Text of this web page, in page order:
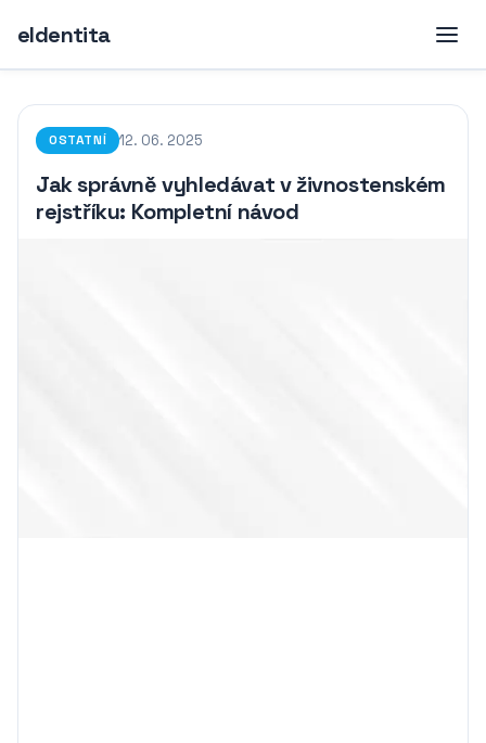
eIdentita
OSTATNÍ 12. 06. 2025
Jak správně vyhledávat v živnostenském
rejstříku: Kompletní návod